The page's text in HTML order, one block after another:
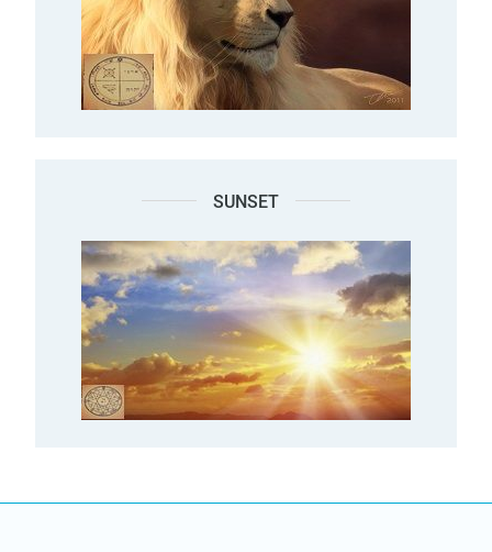
SUNSET